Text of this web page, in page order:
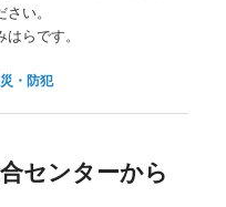
い。
らです。
・防犯
センターから